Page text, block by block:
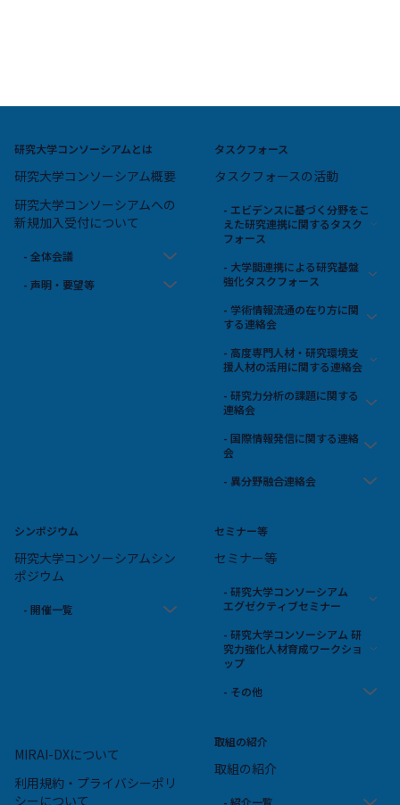
研究大学コンソーシアムとは
研究大学コンソーシアム概要
研究大学コンソーシアムへの
新規加入受付について
- 全体会議
- 声明・要望等
タスクフォース
タスクフォースの活動
- エビデンスに基づく分野をこ
えた研究連携に関するタスク
フォース
- 大学間連携による研究基盤
強化タスクフォース
- 学術情報流通の在り方に関
する連絡会
- 高度専門人材・研究環境支
援人材の活用に関する連絡会
- 研究力分析の課題に関する
連絡会
- 国際情報発信に関する連絡
会
- 異分野融合連絡会
シンポジウム
研究大学コンソーシアムシン
ポジウム
- 開催一覧
セミナー等
セミナー等
- 研究大学コンソーシアム
エグゼクティブセミナー
- 研究大学コンソーシアム 研
究力強化人材育成ワークショ
ップ
- その他
MIRAI-DXについて
利用規約・プライバシーポリ
シーについて
取組の紹介
取組の紹介
- 紹介一覧